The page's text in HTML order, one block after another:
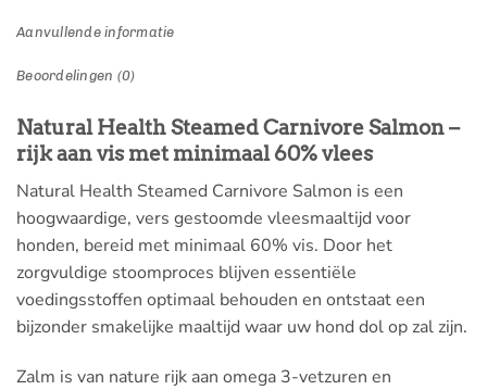
Aanvullende informatie
Beoordelingen (0)
Natural Health Steamed Carnivore Salmon –
rijk aan vis met minimaal 60% vlees
Natural Health Steamed Carnivore Salmon is een
hoogwaardige, vers gestoomde vleesmaaltijd voor
honden, bereid met minimaal 60% vis. Door het
zorgvuldige stoomproces blijven essentiële
voedingsstoffen optimaal behouden en ontstaat een
bijzonder smakelijke maaltijd waar uw hond dol op zal zijn.
Zalm is van nature rijk aan omega 3-vetzuren en